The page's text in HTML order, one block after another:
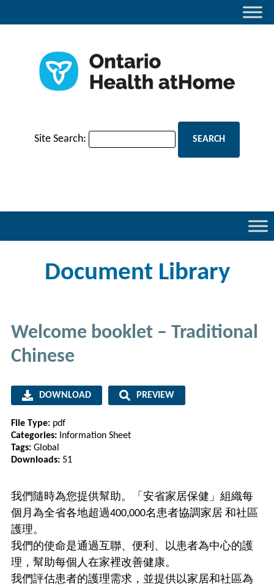
Site Search:
Document Library
Welcome booklet – Traditional
Chinese
我們隨時為您提供幫助。「安省家居保健」組織每
個月為全省各地超過400,000名患者協調家居 和社區
護理。
我們的使命是通過互聯、便利、以患者為中心的護
理，幫助每個人在家裡改善健康。
我們評估患者的護理需求，並提供以家居和社區為
DOWNLOAD PREVIEW
File Type: pdf
Categories: Information Sheet
Tags: Global
Downloads: 51